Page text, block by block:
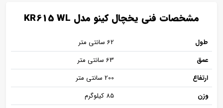
مشخصات فنی یخچال کینو مدل KR615 WL
طول
62 سانتی متر
عمق
63 سانتی متر
ارتفاع
200 سانتی متر
وزن
85 کیلوگرم